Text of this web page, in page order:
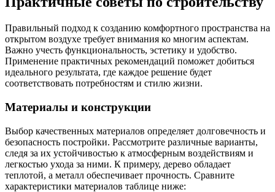
Правильный подход к созданию комфортного пространства на
открытом воздухе требует внимания ко многим аспектам.
Важно учесть функциональность, эстетику и удобство.
Применение практичных рекомендаций поможет добиться
идеального результата, где каждое решение будет
соответствовать потребностям и стилю жизни.
Материалы и конструкции
Выбор качественных материалов определяет долговечность и
безопасность постройки. Рассмотрите различные варианты,
следя за их устойчивостью к атмосферным воздействиям и
легкостью ухода за ними. К примеру, дерево обладает
теплотой, а металл обеспечивает прочность. Сравните
характеристики материалов таблице ниже: